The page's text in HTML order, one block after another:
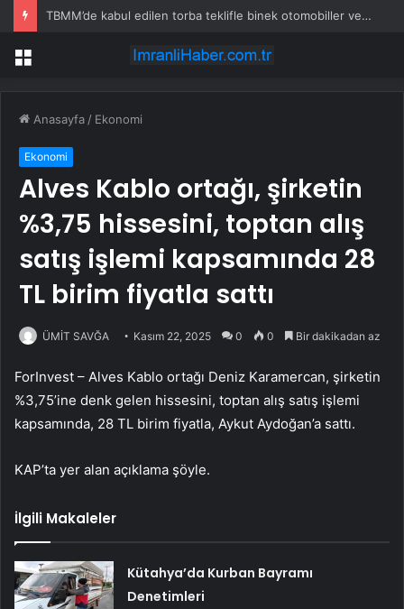
TBMM’de kabul edilen torba teklifle binek otomobiller ve motosikletler için ÖTV düzenlemesi yasalaştı
Menü
Anasayfa / Ekonomi
Ekonomi
Alves Kablo ortağı, şirketin
%3,75 hissesini, toptan alış
satış işlemi kapsamında 28
TL birim fiyatla sattı
ÜMİT SAVĞA Kasım 22, 2025 0 0 Bir dakikadan az
ForInvest – Alves Kablo ortağı Deniz Karamercan, şirketin
%3,75’ine denk gelen hissesini, toptan alış satış işlemi
kapsamında, 28 TL birim fiyatla, Aykut Aydoğan’a sattı.
KAP’ta yer alan açıklama şöyle.
İlgili Makaleler
Kütahya’da Kurban Bayramı
Denetimleri